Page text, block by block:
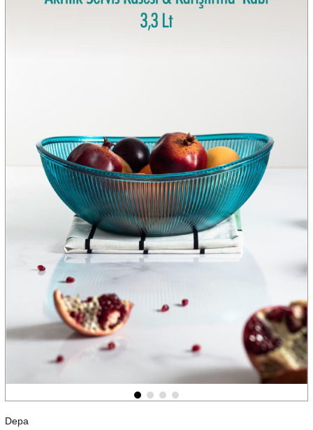
Depa